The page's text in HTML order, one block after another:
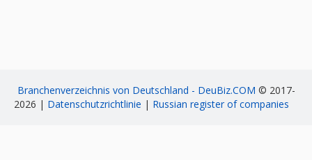
Branchenverzeichnis von Deutschland - DeuBiz.COM © 2017-
2026 | Datenschutzrichtlinie | Russian register of companies